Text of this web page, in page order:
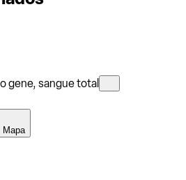
gene, sangue total
Mapa